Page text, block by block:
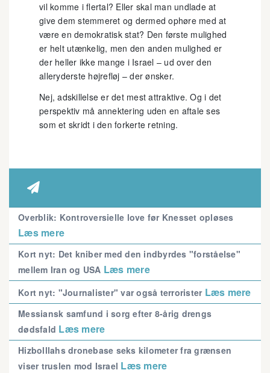
vil komme i flertal? Eller skal man undlade at
give dem stemmeret og dermed ophøre med at
være en demokratisk stat? Den første mulighed
er helt utænkelig, men den anden mulighed er
der heller ikke mange i Israel – ud over den
alleryderste højrefløj – der ønsker.
Nej, adskillelse er det mest attraktive. Og i det
perspektiv må annektering uden en aftale ses
som et skridt i den forkerte retning.

Overblik: Kontroversielle love før Knesset opløses
Læs mere
Kort nyt: Det kniber med den indbyrdes "forståelse"
mellem Iran og USA Læs mere
Kort nyt: "Journalister" var også terrorister Læs mere
Messiansk samfund i sorg efter 8-årig drengs
dødsfald Læs mere
Hizbolllahs dronebase seks kilometer fra grænsen
viser truslen mod Israel Læs mere